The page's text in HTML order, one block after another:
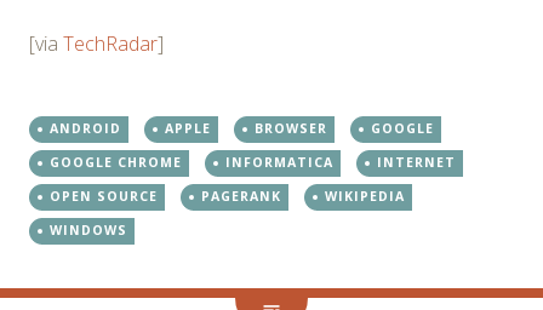
[via TechRadar]
ANDROID APPLE BROWSER
GOOGLE
GOOGLE CHROME
INFORMATICA
INTERNET
OPEN SOURCE
PAGERANK
WIKIPEDIA
WINDOWS